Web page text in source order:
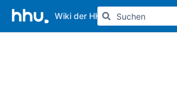
Wiki der HHU Weitere